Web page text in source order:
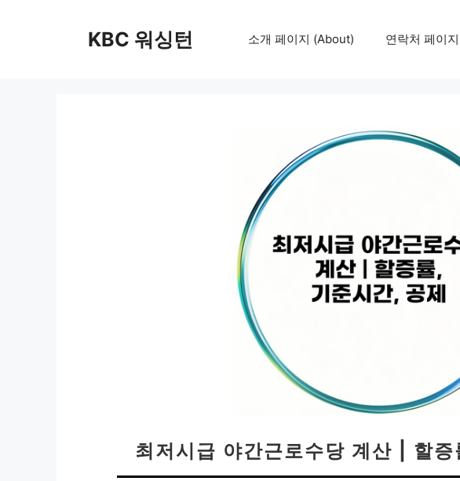
KBC 워싱턴 소개 페이지 (About) 연락처 페이
최저시급 야간근로수당 계산 | 할증